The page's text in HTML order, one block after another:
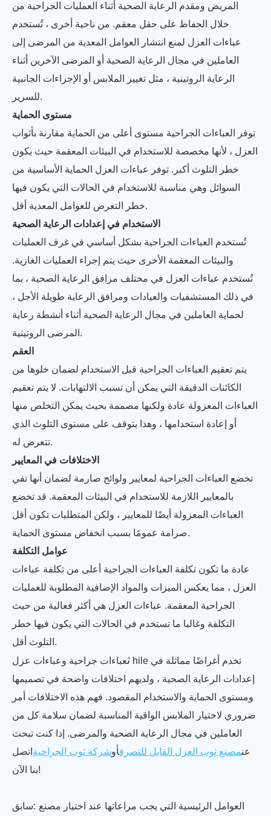
المريض ومقدم الرعاية الصحية أثناء العمليات الجراحية من
خلال الحفاظ على حقل معقم. من ناحية أخرى ، تُستخدم
عباءات العزل لمنع انتشار العوامل المعدية من المرضى إلى
العاملين في مجال الرعاية الصحية أو المرضى الآخرين أثناء
الرعاية الروتينية ، مثل تغيير الملابس أو الإجراءات الجانبية
للسرير.
مستوى الحماية
توفر العباءات الجراحية مستوى أعلى من الحماية مقارنة بأثواب
العزل ، لأنها مخصصة للاستخدام في البيئات المعقمة حيث يكون
خطر التلوث أكبر. توفر عباءات العزل الحماية الأساسية من
السوائل وهي مناسبة للاستخدام في الحالات التي يكون فيها
خطر التعرض للعوامل المعدية أقل.
الاستخدام في إعدادات الرعاية الصحية
تُستخدم العباءات الجراحية بشكل أساسي في غرف العمليات
والبيئات المعقمة الأخرى حيث يتم إجراء العمليات الغازية.
تُستخدم عباءات العزل في مختلف مرافق الرعاية الصحية ، بما
في ذلك المستشفيات والعيادات ومرافق الرعاية طويلة الأجل ،
لحماية العاملين في مجال الرعاية الصحية أثناء أنشطة رعاية
المرضى الروتينية.
العقم
يتم تعقيم العباءات الجراحية قبل الاستخدام لضمان خلوها من
الكائنات الدقيقة التي يمكن أن تسبب الالتهابات. لا يتم تعقيم
العباءات المعزولة عادة ولكنها مصممة بحيث يمكن التخلص منها
أو إعادة استخدامها ، وهذا يتوقف على مستوى التلوث الذي
تتعرض له.
الاختلافات في المعايير
تخضع العباءات الجراحية لمعايير ولوائح صارمة لضمان أنها تفي
بالمعايير اللازمة للاستخدام في البيئات المعقمة. قد تخضع
العباءات المعزولة أيضًا للمعايير ، ولكن المتطلبات تكون أقل
صرامة عمومًا بسبب انخفاض مستوى الحماية.
عوامل التكلفة
عادة ما تكون تكلفة العباءات الجراحية أعلى من تكلفة عباءات
العزل ، مما يعكس الميزات والمواد الإضافية المطلوبة للعمليات
الجراحية المعقمة. عباءات العزل هي أكثر فعالية من حيث
التكلفة وغالبا ما تستخدم في الحالات التي يكون فيها خطر
التلوث أقل.
ثعباءات جراحية وعباءات عزل hile تخدم أغراضًا مماثلة في
إعدادات الرعاية الصحية ، ولديهم اختلافات واضحة في تصميمها
ومستوى الحماية والاستخدام المقصود. فهم هذه الاختلافات أمر
ضروري لاختيار الملابس الواقية المناسبة لضمان سلامة كل من
العاملين في مجال الرعاية الصحية والمرضى. إذا كنت تبحث
عنمصنع ثوب العزل القابل للتصرفأوشركة ثوب الجراحية اتصل
بنا الآن!
سابق: العوامل الرئيسية التي يجب مراعاتها عند اختيار مصنع